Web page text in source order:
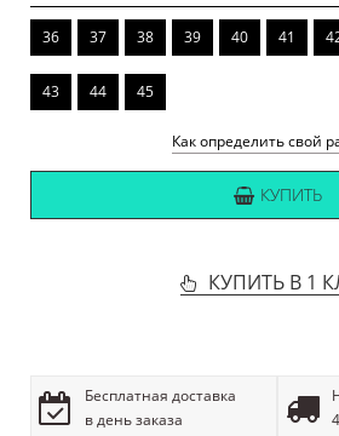
36 37 38 39 40 41
43 44 45
Как определить свой
КУПИТЬ
КУПИТЬ В 1
Бесплатная доставка
в день заказа